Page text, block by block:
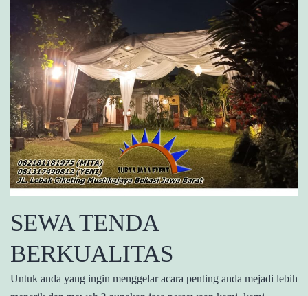
SEWA TENDA
BERKUALITAS
Untuk anda yang ingin menggelar acara penting anda mejadi lebih